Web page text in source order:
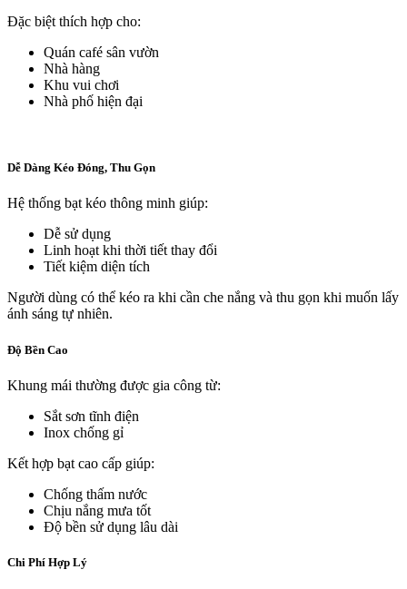
Đặc biệt thích hợp cho:
Quán café sân vườn
Nhà hàng
Khu vui chơi
Nhà phố hiện đại
Dễ Dàng Kéo Đóng, Thu Gọn
Hệ thống bạt kéo thông minh giúp:
Dễ sử dụng
Linh hoạt khi thời tiết thay đổi
Tiết kiệm diện tích
Người dùng có thể kéo ra khi cần che nắng và thu gọn khi muốn lấy
ánh sáng tự nhiên.
Độ Bền Cao
Khung mái thường được gia công từ:
Sắt sơn tĩnh điện
Inox chống gỉ
Kết hợp bạt cao cấp giúp:
Chống thấm nước
Chịu nắng mưa tốt
Độ bền sử dụng lâu dài
Chi Phí Hợp Lý